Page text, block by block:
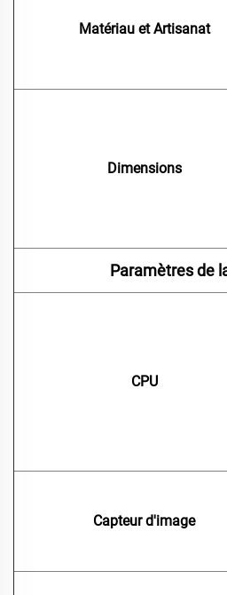
Matériau et Artisanat
Dimensions
Paramètres de
CPU
Capteur d'image